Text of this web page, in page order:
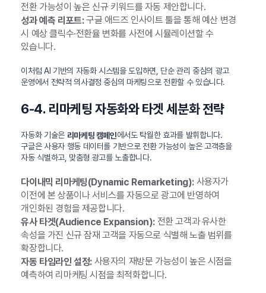
전환 가능성이 높은 신규 키워드를 자동 제안합니다.
성과 예측 리포트:구글 애드즈 인사이트 툴을 통해 예산 변경
시 예상 클릭수·전환율 변화를 사전에 시뮬레이션할 수
있습니다.
이처럼 AI 기반의 자동화 시스템을 도입하면, 단순 관리 중심의 광고
운영에서 전략적 의사결정 중심의 마케팅으로 전환할 수 있습니다.
6-4. 리마케팅 자동화와 타겟 세분화 전략
자동화 기술은 리마케팅 캠페인에서도 탁월한 효과를 발휘합니다.
구글은 사용자 행동 데이터를 기반으로 전환 가능성이 높은 고객층을
자동 식별하고, 맞춤형 광고를 노출합니다.
다이내믹 리마케팅(Dynamic Remarketing):사용자가
이전에 본 상품이나 서비스를 자동으로 광고에 반영하여
개인화된 경험을 제공합니다.
유사 타겟(Audience Expansion):전환 고객과 유사한
속성을 가진 신규 잠재 고객을 자동으로 식별해 노출 범위를
확장합니다.
자동 타임라인 설정:사용자의 재방문 가능성이 높은 시점을
예측하여 리마케팅 시점을 최적화합니다.